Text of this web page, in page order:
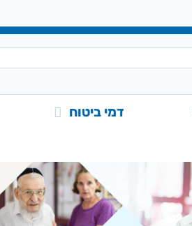
דמי ביטוח